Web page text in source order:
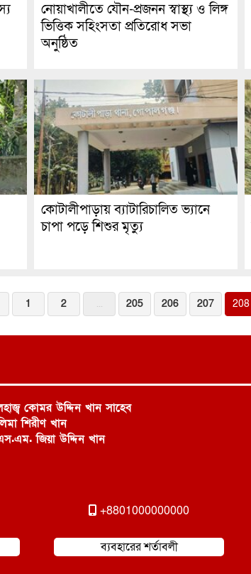
নোয়াখালীতে যৌন-প্রজনন স্বাস্থ্য ও লিঙ্গ
ভিত্তিক সহিংসতা প্রতিরোধ সভা
অনুষ্ঠিত
কোটালীপাড়ায় ব্যাটারিচালিত ভ্যানে
চাপা পড়ে শিশুর মৃত্যু
1 2 ... 205 206 207 208
কোমর উদ্দিন খান সাহেব
শিরীণ খান
জিয়া উদ্দিন খান
+8801000000000
ব্যবহারের শর্তাবলী